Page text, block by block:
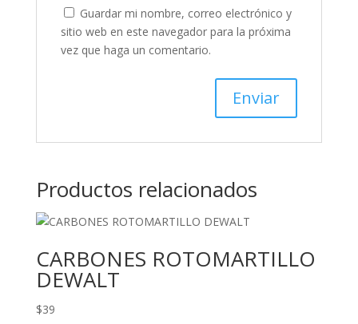
Guardar mi nombre, correo electrónico y
sitio web en este navegador para la próxima
vez que haga un comentario.
Productos relacionados
CARBONES ROTOMARTILLO
DEWALT
$39